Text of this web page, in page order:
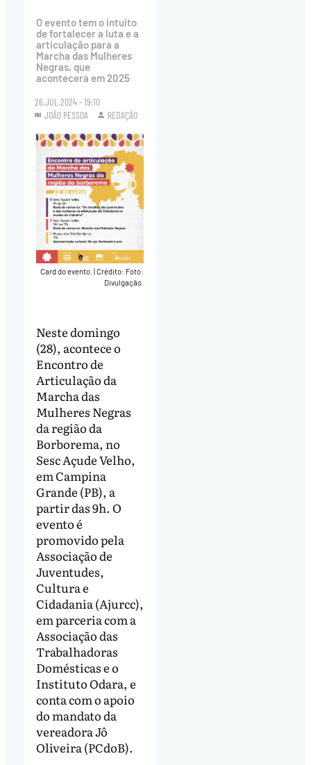
O evento tem o intuito
de fortalecer a luta e a
articulação para a
Marcha das Mulheres
Negras, que
acontecerá em 2025
26.JUL.2024 - 19:10
JOÃO PESSOA
REDAÇÃO
Card do evento.
Crédito: Foto:
Divulgação.
Neste domingo
(28), acontece o
Encontro de
Articulação da
Marcha das
Mulheres Negras
da região da
Borborema, no
Sesc Açude Velho,
em Campina
Grande (PB), a
partir das 9h. O
evento é
promovido pela
Associação de
Juventudes,
Cultura e
Cidadania (Ajurcc),
em parceria com a
Associação das
Trabalhadoras
Domésticas e o
Instituto Odara, e
conta com o apoio
do mandato da
vereadora Jô
Oliveira (PCdoB).